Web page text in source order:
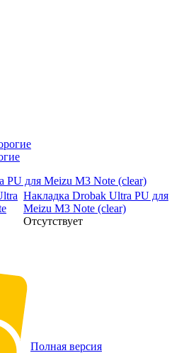
PU для Meizu M3 Note (clear)
Накладка Drobak Ultra PU для
Meizu M3 Note (clear)
Отсутствует
Полная версия